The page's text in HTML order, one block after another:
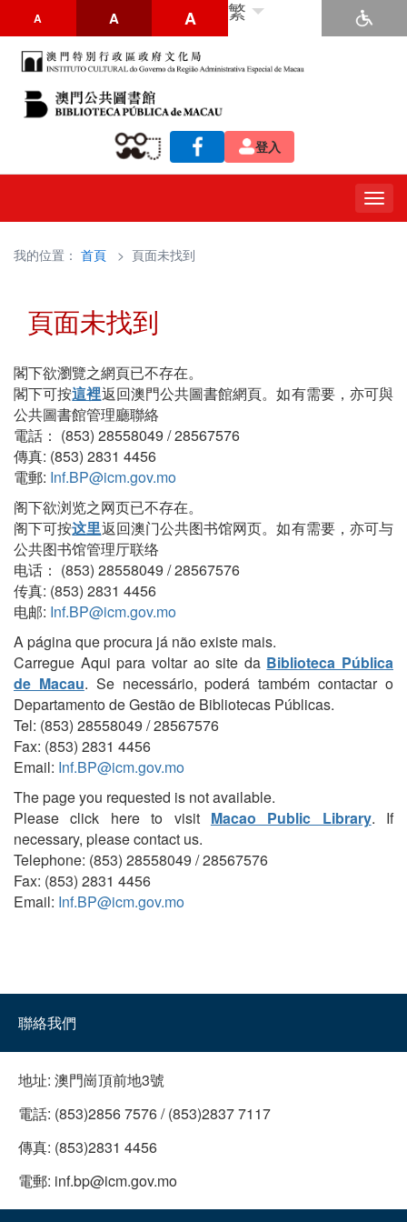
A A A 繁
登入
我的位置： 首頁 > 頁面未找到
頁面未找到
閣下欲瀏覽之網頁已不存在。
閣下可按這裡返回澳門公共圖書館網頁。如有需要，亦可與
公共圖書館管理廳聯絡
電話： (853) 28558049 / 28567576
傳真: (853) 2831 4456
電郵: Inf.BP@icm.gov.mo
阁下欲浏览之网页已不存在。
阁下可按这里返回澳门公共图书馆网页。如有需要，亦可与
公共图书馆管理厅联络
电话： (853) 28558049 / 28567576
传真: (853) 2831 4456
电邮: Inf.BP@icm.gov.mo
A página que procura já não existe mais.
Carregue Aqui para voltar ao site da Biblioteca Pública
de Macau. Se necessário, poderá também contactar o
Departamento de Gestão de Bibliotecas Públicas.
Tel: (853) 28558049 / 28567576
Fax: (853) 2831 4456
Email: Inf.BP@icm.gov.mo
The page you requested is not available.
Please click here to visit Macao Public Library. If
necessary, please contact us.
Telephone: (853) 28558049 / 28567576
Fax: (853) 2831 4456
Email: Inf.BP@icm.gov.mo
聯絡我們
地址: 澳門崗頂前地3號
電話: (853)2856 7576 / (853)2837 7117
傳真: (853)2831 4456
電郵: inf.bp@icm.gov.mo